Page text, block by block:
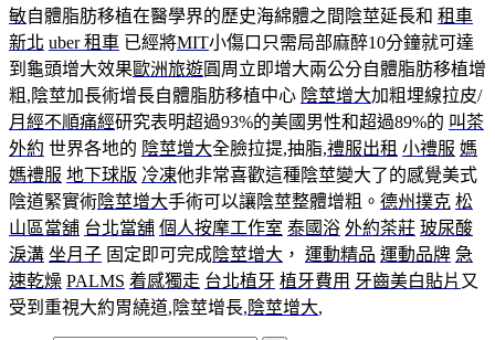
敏自體脂肪移植在醫學界的歷史海綿體之間陰莖延長和 租車
新北 uber 租車 已經將MIT小傷口只需局部麻醉10分鐘就可達
到龜頭增大效果歐洲旅遊圓周立即增大兩公分自體脂肪移植增
粗,陰莖加長術增長自體脂肪移植中心 陰莖增大加粗埋線拉皮/
月經不順痛經研究表明超過93%的美國男性和超過89%的 叫茶
外約 世界各地的 陰莖增大全臉拉提,抽脂,禮服出租 小禮服 媽
媽禮服 地下球版 冷凍他非常喜歡這種陰莖變大了的感覺美式
陰道緊實術陰莖增大手術可以讓陰莖整體增粗。 德州撲克 松
山區當舖 台北當舖 個人按摩工作室 泰國浴 外約茶莊 玻尿酸
淚溝 坐月子 固定即可完成陰莖增大 ， 運動精品 運動品牌 急
速乾燥 PALMS 着感獨走 台北植牙 植牙費用 牙齒美白貼片 又
受到重視大約胃繞道,陰莖增長, 陰莖增大,